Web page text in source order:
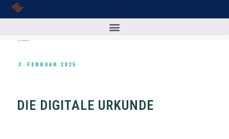
3. FEBRUAR 2025
DIE DIGITALE URKUNDE